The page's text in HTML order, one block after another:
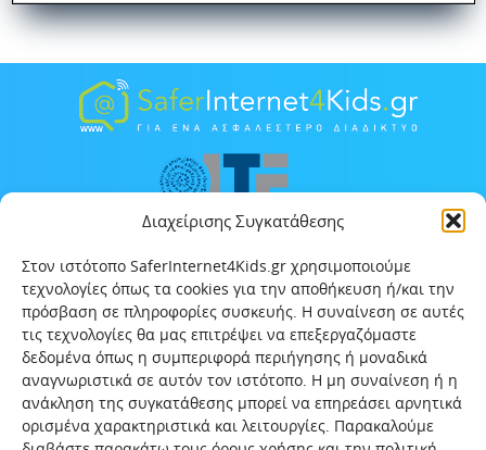
Διαχείρισης Συγκατάθεσης
Στον ιστότοπο SaferInternet4Kids.gr χρησιμοποιούμε
τεχνολογίες όπως τα cookies για την αποθήκευση ή/και την
πρόσβαση σε πληροφορίες συσκευής. Η συναίνεση σε αυτές
τις τεχνολογίες θα μας επιτρέψει να επεξεργαζόμαστε
δεδομένα όπως η συμπεριφορά περιήγησης ή μοναδικά
αναγνωριστικά σε αυτόν τον ιστότοπο. Η μη συναίνεση ή η
ανάκληση της συγκατάθεσης μπορεί να επηρεάσει αρνητικά
ορισμένα χαρακτηριστικά και λειτουργίες. Παρακαλούμε